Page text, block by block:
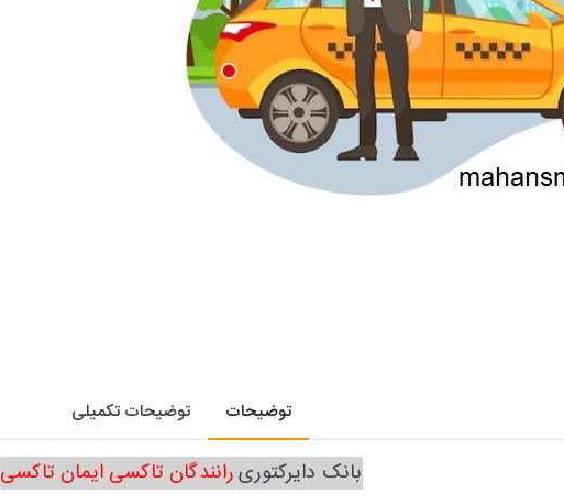
توضیحات توضیحات تکمیلی
بانک دایرکتوریرانندگان تاکسی ایمان تاکسی